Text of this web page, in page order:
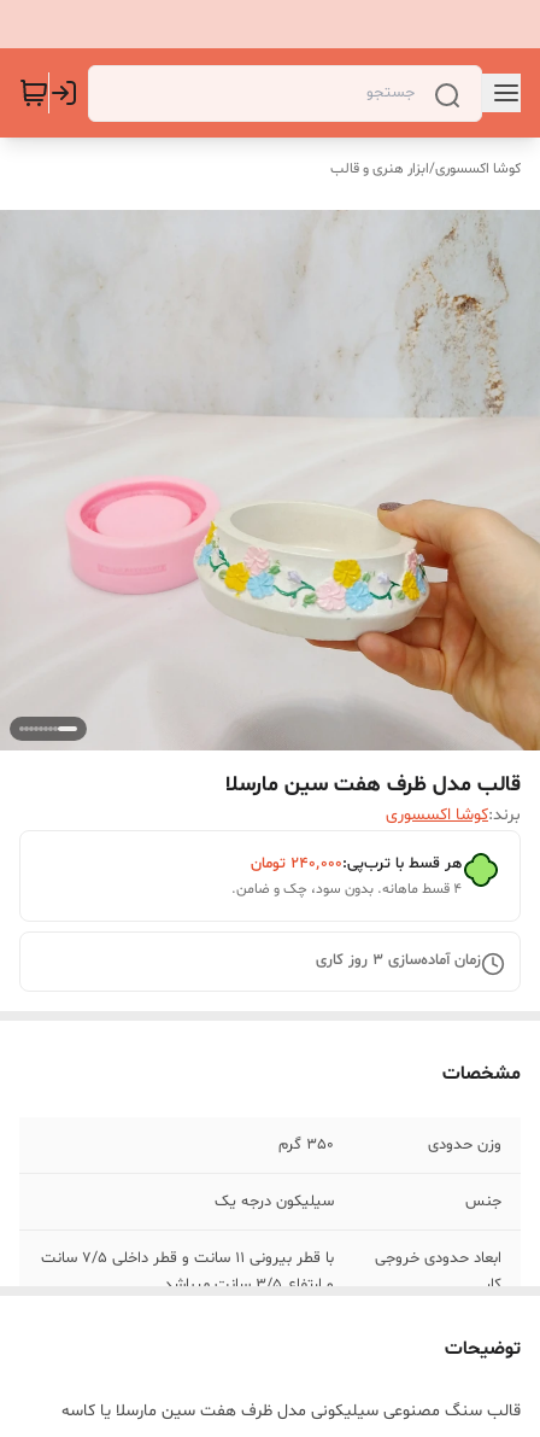
کوشا اکسسوری/ابزار هنری و قالب
قالب مدل ظرف هفت سین مارسلا
برند:کوشا اکسسوری
هر قسط با ترب‌پی:۲۴۰٬۰۰۰ تومان
۴ قسط ماهانه. بدون سود، چک و ضامن.
زمان آماده‌سازی 3 روز کاری
مشخصات
وزن حدودی 350 گرم
جنس سیلیکون درجه یک
ابعاد حدودی خروجی
کار
با قطر بیرونی 11 سانت و قطر داخلی 7/5 سانت
و ارتفاع 3/5 سانت میباشد .
توضیحات
قالب سنگ مصنوعی سیلیکونی مدل ظرف هفت سین مارسلا یا کاسه